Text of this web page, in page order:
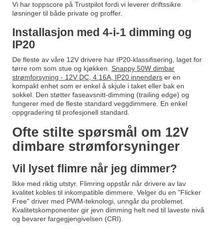
Vi har toppscore på Trustpilot fordi vi leverer driftssikre
løsninger til både private og proffer.
Installasjon med 4-i-1 dimming og
IP20
De fleste av våre 12V drivere har IP20-klassifisering, laget for
tørre rom som stue og kjøkken. Snappy 50W dimbar
strømforsyning - 12V DC, 4.16A, IP20 innendørs er en
kompakt enhet som er enkel å skjule i taket eller bak en
sokkel. Den støtter faseavsnitt-dimming (trailing edge) og
fungerer med de fleste standard veggdimmere. En enkel
oppgradering til profesjonell standard.
Ofte stilte spørsmål om 12V
dimbare strømforsyninger
Vil lyset flimre når jeg dimmer?
Ikke med riktig utstyr. Flimring oppstår når drivere av lav
kvalitet kobles til inkompatible dimmere. Velger du en "Flicker
Free" driver med PWM-teknologi, unngår du problemet.
Kvalitetskomponenter gir jevn dimming helt ned til laveste nivå
og bevarer fargegjengivelsen (CRI).